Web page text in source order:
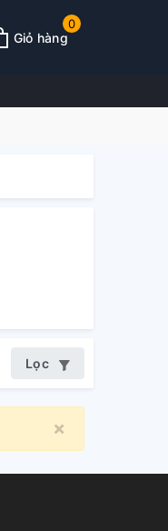
0
Giỏ hàng
Lọc
×